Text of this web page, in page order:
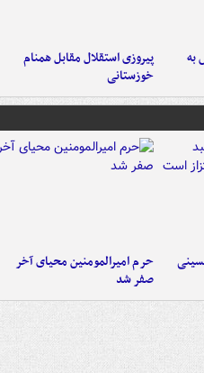
به
پیروزی استقلال مقابل همنام
خوزستانی
حرم امیرالمومنین محیای آخر
صفر شد